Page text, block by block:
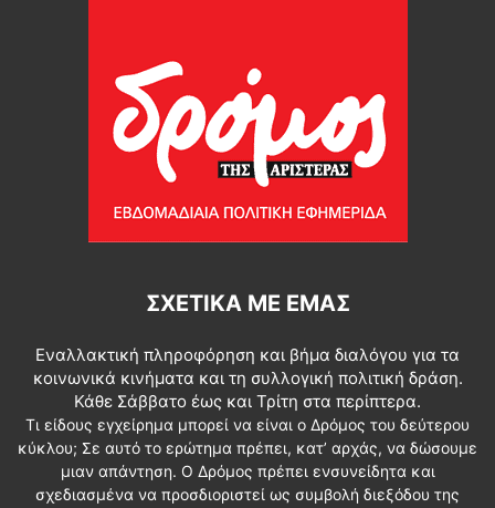
ΣΧΕΤΙΚΆ ΜΕ ΕΜΆΣ
Εναλλακτική πληροφόρηση και βήμα διαλόγου για τα
κοινωνικά κινήματα και τη συλλογική πολιτική δράση.
Κάθε Σάββατο έως και Τρίτη στα περίπτερα.
Τι είδους εγχείρημα μπορεί να είναι ο Δρόμος του δεύτερου
κύκλου; Σε αυτό το ερώτημα πρέπει, κατ’ αρχάς, να δώσουμε
μιαν απάντηση. Ο Δρόμος πρέπει ενσυνείδητα και
σχεδιασμένα να προσδιοριστεί ως συμβολή διεξόδου της